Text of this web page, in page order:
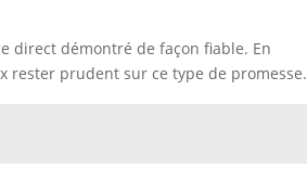
direct démontré de façon fiable. En
rester prudent sur ce type de promesse.